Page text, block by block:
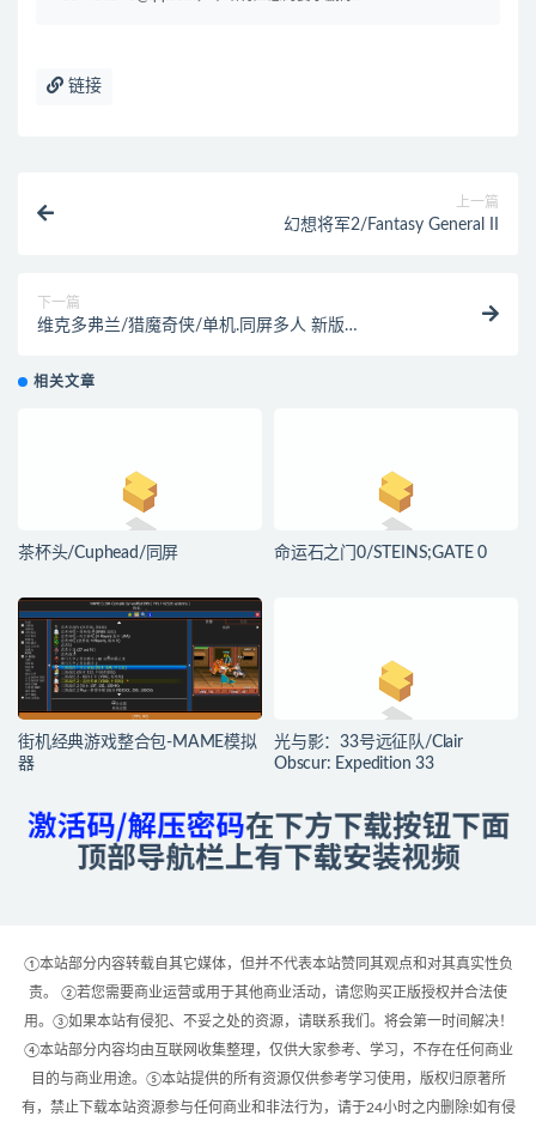
链接
上一篇
幻想将军2/Fantasy General II
下一篇
维克多弗兰/猎魔奇侠/单机.同屏多人 新版
相关文章
茶杯头/Cuphead/同屏 命运石之门0/STEINS;GATE 0
街机经典游戏整合包-MAME模拟
器
光与影：33号远征队/Clair
Obscur: Expedition 33
①本站部分内容转载自其它媒体，但并不代表本站赞同其观点和对其真实性负
责。 ②若您需要商业运营或用于其他商业活动，请您购买正版授权并合法使
用。③如果本站有侵犯、不妥之处的资源，请联系我们。将会第一时间解决！
④本站部分内容均由互联网收集整理，仅供大家参考、学习，不存在任何商业
目的与商业用途。⑤本站提供的所有资源仅供参考学习使用，版权归原著所
有，禁止下载本站资源参与任何商业和非法行为，请于24小时之内删除!如有侵